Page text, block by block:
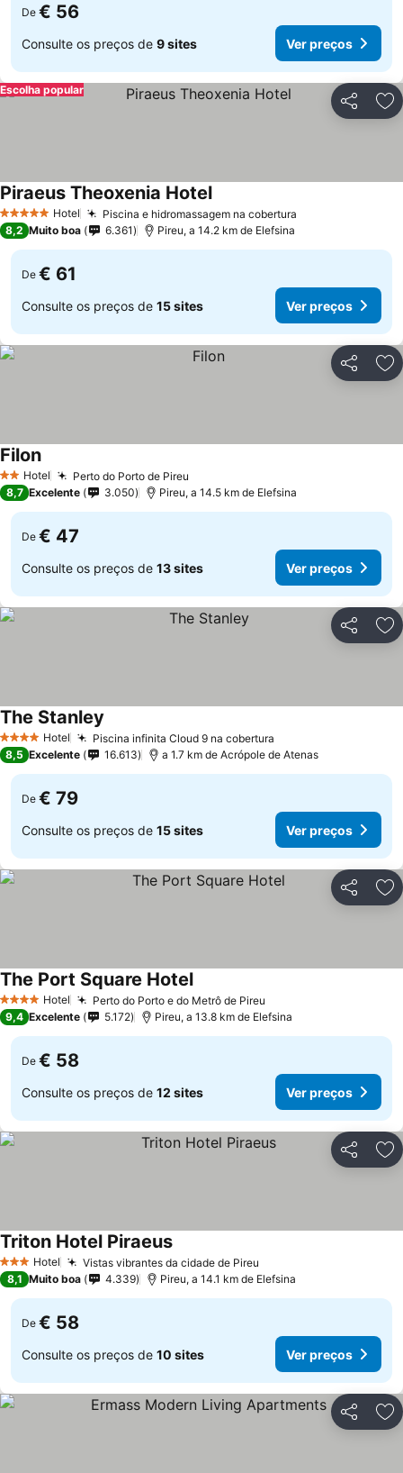
De € 56
Consulte os preços de 9 sites Ver preços
Partilhar
Escolha popular
5 Estrelas Hotel Piscina e hidromassagem na cobertura
Piraeus Theoxenia HotelVer preços
8,2 Muito boa 6.361 Pireu, a 14.2 km de Elefsina
De € 61
Consulte os preços de 15 sites Ver preços
Partilhar
2 Estrelas
Hotel Perto do Porto de Pireu
FilonVer preços
8,7 Excelente 3.050 Pireu, a 14.5 km de Elefsina
De € 47
Consulte os preços de 13 sites Ver preços
Partilhar
4 EstrelasHotel Piscina infinita Cloud 9 na cobertura
The Stanley
8,5 Excelente 16.613 a 1.7 km de Acrópole de Atenas
De € 79
Consulte os preços de 15 sites Ver preços
Partilhar
4 EstrelasHotel Perto do Porto e do Metrô de Pireu
The Port Square HotelVer preços
9,4 Excelente 5.172 Pireu, a 13.8 km de Elefsina
De € 58
Consulte os preços de 12 sites Ver preços
Partilhar
3 EstrelasHotel Vistas vibrantes da cidade de Pireu
Triton Hotel PiraeusVer preços
8,1 Muito boa 4.339 Pireu, a 14.1 km de Elefsina
De € 58
Consulte os preços de 10 sites Ver preços
Partilhar